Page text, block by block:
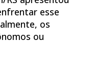
esse
os
ou